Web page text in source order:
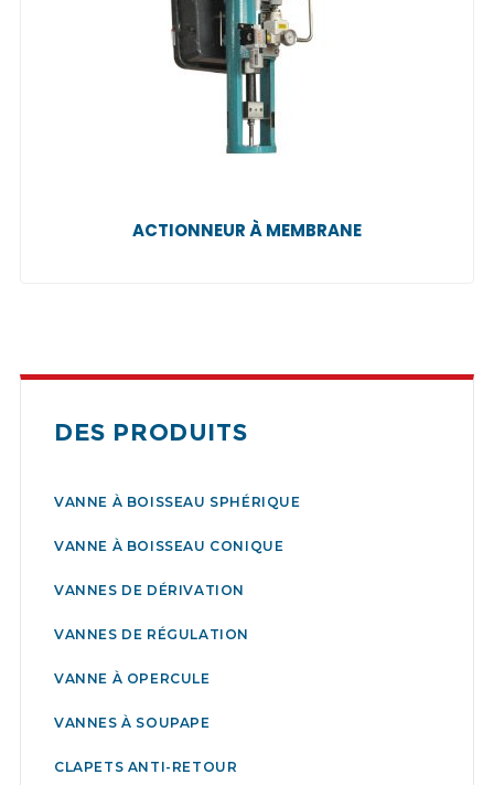
ACTIONNEUR À MEMBRANE
DES PRODUITS
VANNE À BOISSEAU SPHÉRIQUE
VANNE À BOISSEAU CONIQUE
VANNES DE DÉRIVATION
VANNES DE RÉGULATION
VANNE À OPERCULE
VANNES À SOUPAPE
CLAPETS ANTI-RETOUR